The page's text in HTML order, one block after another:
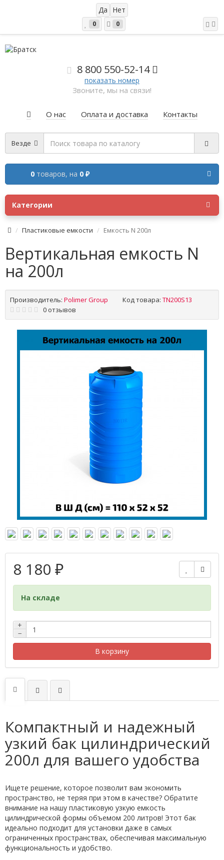
0 0
8 800 550-52-14
показать номер
Звоните, мы на связи!
О нас Оплата и доставка Контакты
Везде
0 товаров, на 0 ₽
Категории
Пластиковые емкости Емкость N 200л
Вертикальная емкость N
на 200л
Производитель: Polimer Group Код товара: TN200S13
0 отзывов
8 180 ₽
На складе
+
−
В корзину
Компактный и надежный
узкий бак цилиндрический
200л для вашего удобства
Ищете решение, которое позволит вам экономить
пространство, не теряя при этом в качестве? Обратите
внимание на нашу пластиковую узкую емкость
цилиндрической формы объемом 200 литров! Этот бак
идеально подходит для установки даже в самых
ограниченных пространствах, обеспечивая максимальную
функциональность и удобство.